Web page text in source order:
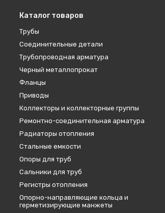
Каталог товаров
Трубы
Соединительные детали
Трубопроводная арматура
Черный металлопрокат
Фланцы
Приводы
Коллекторы и коллекторные группы
Ремонтно-соединительная арматура
Радиаторы отопления
Стальные емкости
Опоры для труб
Сальники для труб
Регистры отопления
Опорно-направляющие кольца и
герметизирующие манжеты